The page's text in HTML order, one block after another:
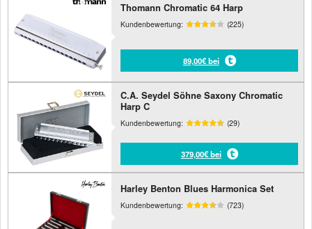
Thomann Chromatic 64 Harp
Kundenbewertung: (225)
89,00€ bei
C.A. Seydel Söhne Saxony Chromatic
Harp C
Kundenbewertung: (29)
379,00€ bei
Harley Benton Blues Harmonica Set
Kundenbewertung: (723)